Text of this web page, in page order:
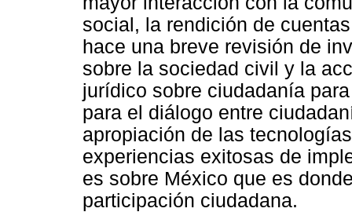
social, la rendición de
hace una breve revisión de
sobre la sociedad civil y la
jurídico sobre ciudadanía
para el diálogo entre
apropiación de las
experiencias exitosas de
es sobre México que es
participación ciudadana.